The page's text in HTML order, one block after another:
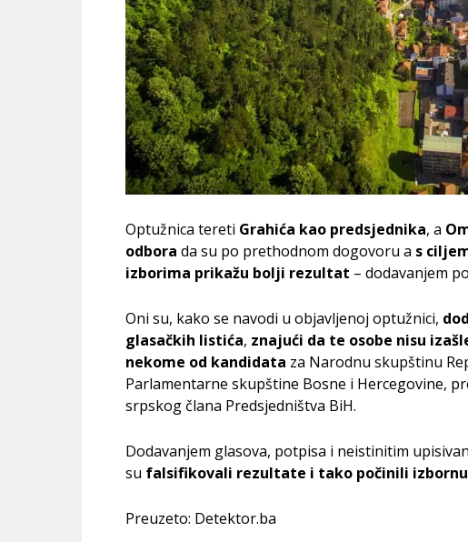
Optužnica tereti Grahića kao predsjednika, a
odbora da su po prethodnom dogovoru a s
izborima prikažu bolji rezultat – dodavanjem
Oni su, kako se navodi u objavljenoj optužnici,
glasačkih listića, znajući da te osobe nisu
nekome od kandidata za Narodnu skupštinu
Parlamentarne skupštine Bosne i Hercegovine,
srpskog člana Predsjedništva BiH.
Dodavanjem glasova, potpisa i neistinitim
su falsifikovali rezultate i tako počinili
Preuzeto: Detektor.ba